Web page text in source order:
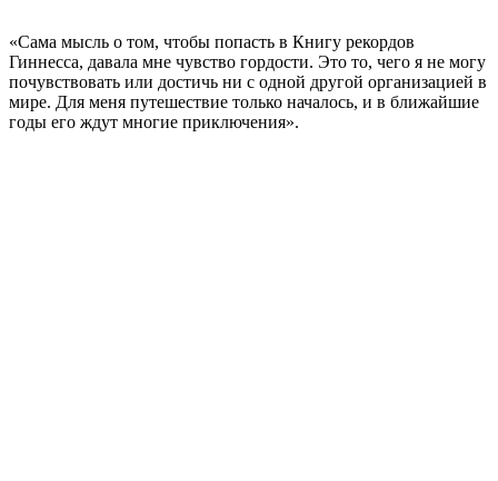
«Сама мысль о том, чтобы попасть в Книгу рекордов
Гиннесса, давала мне чувство гордости. Это то, чего я не могу
почувствовать или достичь ни с одной другой организацией в
мире. Для меня путешествие только началось, и в ближайшие
годы его ждут многие приключения».